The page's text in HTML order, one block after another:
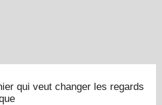
qui veut changer les regards